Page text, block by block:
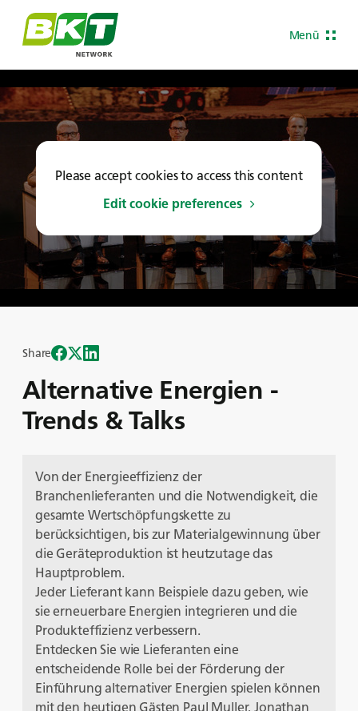
Menü
Please accept cookies to access this content
Edit cookie preferences
Alternative Energien -
Trends & Talks
Share
Von der Energieeffizienz der
Branchenlieferanten und die Notwendigkeit, die
gesamte Wertschöpfungskette zu
berücksichtigen, bis zur Materialgewinnung über
die Geräteproduktion ist heutzutage das
Hauptproblem.
Jeder Lieferant kann Beispiele dazu geben, wie
sie erneuerbare Energien integrieren und die
Produkteffizienz verbessern.
Entdecken Sie wie Lieferanten eine
entscheidende Rolle bei der Förderung der
Einführung alternativer Energien spielen können
mit den heutigen Gästen Paul Muller, Jonathan